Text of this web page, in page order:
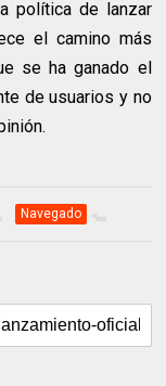
política de lanzar
el camino más
se ha ganado el
de usuarios y no
Navegado